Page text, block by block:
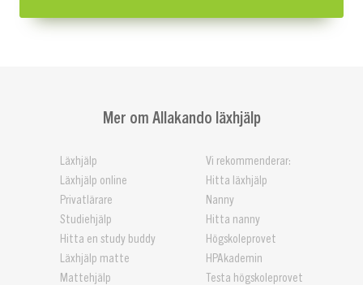
Mer om Allakando läxhjälp
Läxhjälp
Läxhjälp online
Privatlärare
Studiehjälp
Hitta en study buddy
Läxhjälp matte
Mattehjälp
Vi rekommenderar:
Hitta läxhjälp
Nanny
Hitta nanny
Högskoleprovet
HPAkademin
Testa högskoleprovet